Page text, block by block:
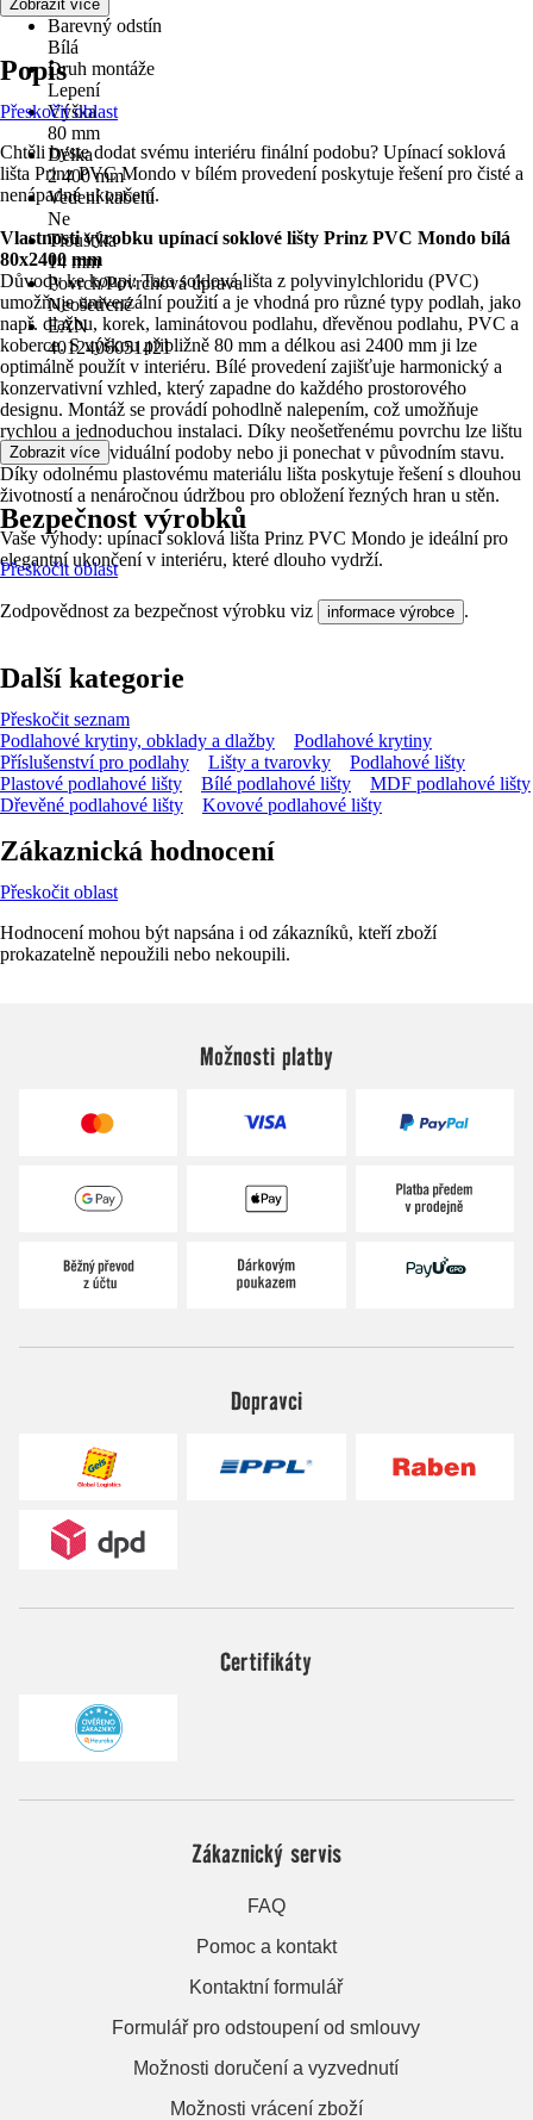
Bílá
Barevný odstín
Bílá
Druh montáže
Lepení
Výška
80 mm
Délka
2 400 mm
Vedení kabelů
Ne
Tloušťka
14 mm
Povrch/Povrchová úprava
Neošetřené
EAN
4012406051421
Zobrazit více
Popis
Přeskočit oblast
Chtěli byste dodat svému interiéru finální podobu? Upínací soklová
lišta Prinz PVC Mondo v bílém provedení poskytuje řešení pro čisté a
nenápadné ukončení.
Vlastnosti výrobku upínací soklové lišty Prinz PVC Mondo bílá
80x2400 mm
Důvody ke koupi: Tato soklová lišta z polyvinylchloridu (PVC)
umožňuje univerzální použití a je vhodná pro různé typy podlah, jako
např. dlažbu, korek, laminátovou podlahu, dřevěnou podlahu, PVC a
koberce. S výškou přibližně 80 mm a délkou asi 2400 mm ji lze
optimálně použít v interiéru. Bílé provedení zajišťuje harmonický a
konzervativní vzhled, který zapadne do každého prostorového
designu. Montáž se provádí pohodlně nalepením, což umožňuje
rychlou a jednoduchou instalaci. Díky neošetřenému povrchu lze lištu
upravit do individuální podoby nebo ji ponechat v původním stavu.
Díky odolnému plastovému materiálu lišta poskytuje řešení s dlouhou
životností a nenáročnou údržbou pro obložení řezných hran u stěn.
Vaše výhody: upínací soklová lišta Prinz PVC Mondo je ideální pro
elegantní ukončení v interiéru, které dlouho vydrží.
Zobrazit více
Bezpečnost výrobků
Přeskočit oblast
Zodpovědnost za bezpečnost výrobku viz informace výrobce .
Další kategorie
Přeskočit seznam
Podlahové krytiny, obklady a dlažby
Podlahové krytiny
Příslušenství pro podlahy
Lišty a tvarovky
Podlahové lišty
Plastové podlahové lišty
Bílé podlahové lišty
MDF podlahové lišty
Dřevěné podlahové lišty
Kovové podlahové lišty
Zákaznická hodnocení
Přeskočit oblast
Hodnocení mohou být napsána i od zákazníků, kteří zboží
prokazatelně nepoužili nebo nekoupili.
Možnosti platby
Dopravci
Certifikáty
Zákaznický servis
FAQ
Pomoc a kontakt
Kontaktní formulář
Formulář pro odstoupení od smlouvy
Možnosti doručení a vyzvednutí
Možnosti vrácení zboží